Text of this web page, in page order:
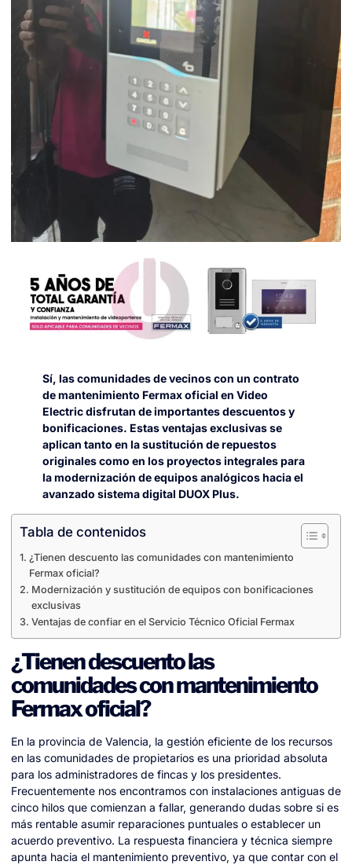
Sí, las comunidades de vecinos con un contrato
de mantenimiento Fermax oficial en Video
Electric disfrutan de importantes descuentos y
bonificaciones. Estas ventajas exclusivas se
aplican tanto en la sustitución de repuestos
originales como en los proyectos integrales para
la modernización de equipos analógicos hacia el
avanzado sistema digital DUOX Plus.
Tabla de contenidos
¿Tienen descuento las comunidades con mantenimiento
Fermax oficial?
Modernización y sustitución de equipos con bonificaciones
exclusivas
Ventajas de confiar en el Servicio Técnico Oficial Fermax
¿Tienen descuento las
comunidades con mantenimiento
Fermax oficial?
En la provincia de Valencia, la gestión eficiente de los recursos
en las comunidades de propietarios es una prioridad absoluta
para los administradores de fincas y los presidentes.
Frecuentemente nos encontramos con instalaciones antiguas de
cinco hilos que comienzan a fallar, generando dudas sobre si es
más rentable asumir reparaciones puntuales o establecer un
acuerdo preventivo. La respuesta financiera y técnica siempre
apunta hacia el mantenimiento preventivo, ya que contar con el